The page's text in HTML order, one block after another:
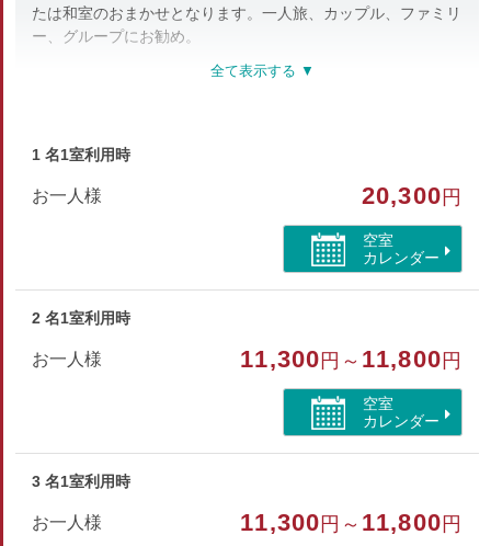
たは和室のおまかせとなります。一人旅、カップル、ファミリ
ー、グループにお勧め。
※バスタオルは数に限りあり
■貸出備品（数に限りあり）
目覚まし時計、将棋、麻雀、トランプ、花札
部屋種別
和室
バス/トイレ/喫煙/インターネットができる部屋
1 名1室利用時
お一人様 20,300 円
空室
カレンダー
2 名1室利用時
お一人様 11,300 円～ 11,800 円
空室
カレンダー
3 名1室利用時
お一人様 11,300 円～ 11,800 円